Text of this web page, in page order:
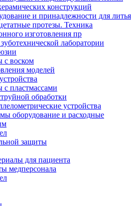
конструкций
и принадлежности для литья
протезы. Техника
изготовления пр
лаборатории
с воском
моделей
с пластмассами
обработки
устройства
оборудование и расходные
защиты
для пациента
медперсонала